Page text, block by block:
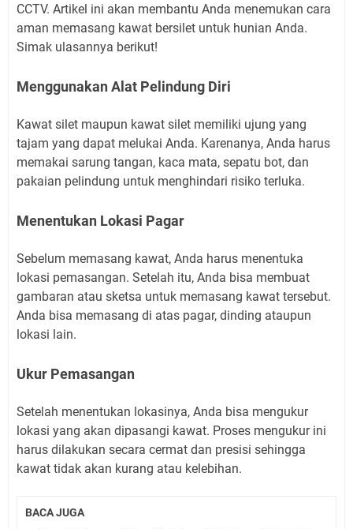
CCTV. Artikel ini akan membantu Anda menemukan cara
aman memasang kawat bersilet untuk hunian Anda.
Simak ulasannya berikut!
Menggunakan Alat Pelindung Diri
Kawat silet maupun kawat silet memiliki ujung yang
tajam yang dapat melukai Anda. Karenanya, Anda harus
memakai sarung tangan, kaca mata, sepatu bot, dan
pakaian pelindung untuk menghindari risiko terluka.
Menentukan Lokasi Pagar
Sebelum memasang kawat, Anda harus menentuka
lokasi pemasangan. Setelah itu, Anda bisa membuat
gambaran atau sketsa untuk memasang kawat tersebut.
Anda bisa memasang di atas pagar, dinding ataupun
lokasi lain.
Ukur Pemasangan
Setelah menentukan lokasinya, Anda bisa mengukur
lokasi yang akan dipasangi kawat. Proses mengukur ini
harus dilakukan secara cermat dan presisi sehingga
kawat tidak akan kurang atau kelebihan.
BACA JUGA